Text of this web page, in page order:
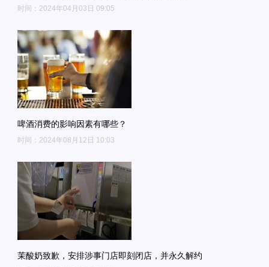
时间：2024年04月03日 09:05
啤酒消费的影响因素有哪些？
时间：2024年08月12日 10:03
茉酸奶致歉，安排涉事门店即刻闭店，并永久解约